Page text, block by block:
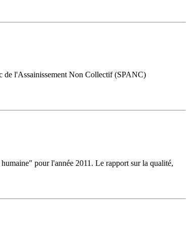
de l'Assainissement Non Collectif (SPANC)
pour l'année 2011. Le rapport sur la qualité,